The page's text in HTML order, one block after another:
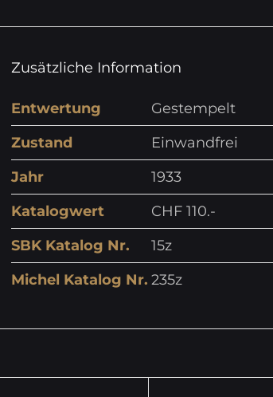
Zusätzliche Information
Entwertung
Gestempelt
Zustand
Einwandfrei
Jahr
1933
Katalogwert
CHF 110.-
SBK Katalog Nr.
15z
Michel Katalog Nr. 235z